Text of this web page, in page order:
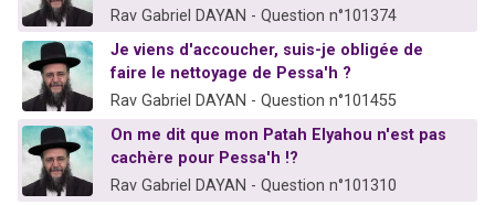
Rav Gabriel DAYAN - Question n°101374
Je viens d'accoucher, suis-je obligée de
faire le nettoyage de Pessa'h ?
Rav Gabriel DAYAN - Question n°101455
On me dit que mon Patah Elyahou n'est pas
cachère pour Pessa'h !?
Rav Gabriel DAYAN - Question n°101310